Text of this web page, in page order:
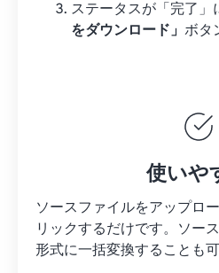
ステータスが「完了」
をダウンロード」 ボタ
使いや
ソースファイルをアップロ
リックするだけです。 ソー
形式に一括変換することも可